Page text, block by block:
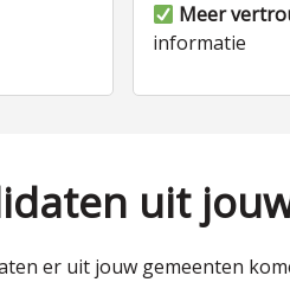
Meer
informatie
uit
er uit jouw gemeenten